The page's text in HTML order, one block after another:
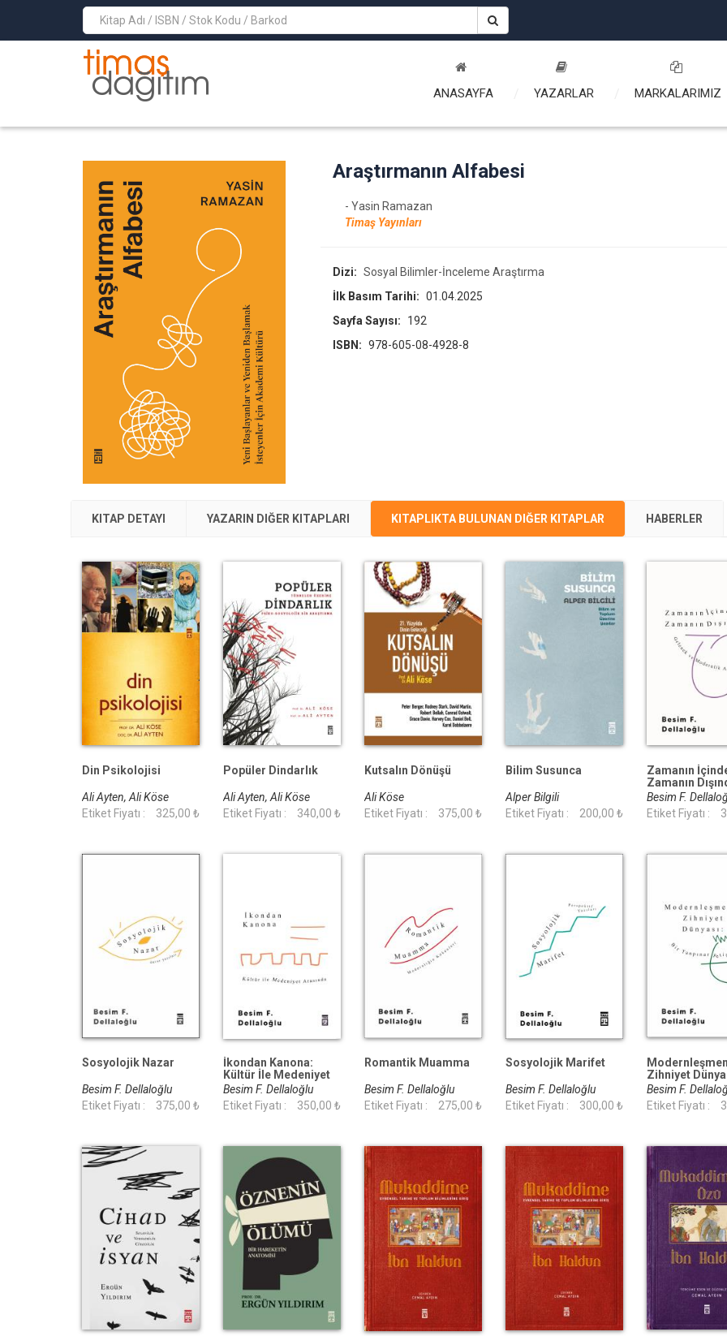
>
ANASAYFA YAZARLAR MARKALARIMIZ
Araştırmanın Alfabesi
- Yasin Ramazan
Timaş Yayınları
Dizi: Sosyal Bilimler-İnceleme Araştırma
İlk Basım Tarihi: 01.04.2025
Sayfa Sayısı:
192
ISBN: 978-605-08-4928-8
KITAP DETAYI YAZARIN DIĞER KITAPLARI KITAPLIKTA BULUNAN DIĞER KITAPLAR HABERLER
Din Psikolojisi
Ali Ayten, Ali Köse
Etiket Fiyatı :
325,00 ₺
Popüler Dindarlık
Ali Ayten, Ali Köse
Etiket Fiyatı :
340,00 ₺
Kutsalın Dönüşü
Ali Köse
Etiket Fiyatı :
375,00 ₺
Bilim Susunca
Alper Bilgili
Etiket Fiyatı :
200,00 ₺
Zamanın
Zamanın
Besim F.
Etiket Fiyatı :
Sosyolojik Nazar
Besim F. Dellaloğlu
Etiket Fiyatı :
375,00 ₺
İkondan Kanona:
Kültür İle Medeniyet
Arasında
Besim F. Dellaloğlu
Etiket Fiyatı :
350,00 ₺
Romantik Muamma
Besim F. Dellaloğlu
Etiket Fiyatı :
275,00 ₺
Sosyolojik Marifet
Besim F. Dellaloğlu
Etiket Fiyatı :
300,00 ₺
Zihniyet
Besim F.
Etiket Fiyatı :